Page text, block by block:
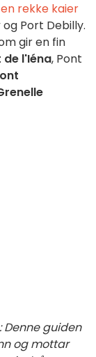
rekke kaier
og Port Debilly.
gir en fin
de l'Iéna, Pont
Denne guiden
og mottar